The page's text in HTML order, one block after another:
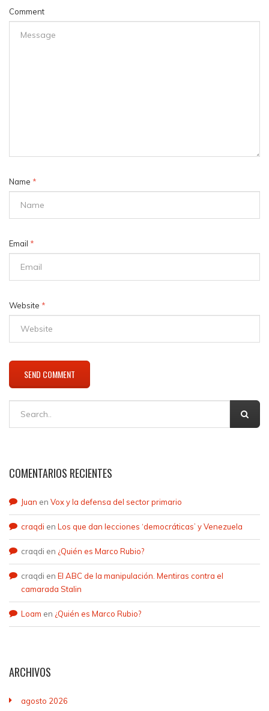
Comment
Name *
Email *
Website *
COMENTARIOS RECIENTES
Juan en Vox y la defensa del sector primario
craqdi en Los que dan lecciones ‘democráticas’ y Venezuela
craqdi en ¿Quién es Marco Rubio?
craqdi en El ABC de la manipulación. Mentiras contra el
camarada Stalin
Loam en ¿Quién es Marco Rubio?
ARCHIVOS
agosto 2026